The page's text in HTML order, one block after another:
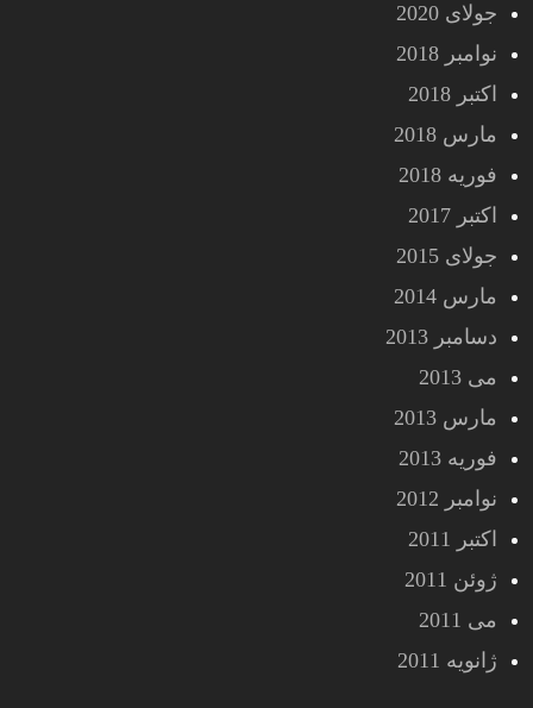
جولای 2020
نوامبر 2018
اکتبر 2018
مارس 2018
فوریه 2018
اکتبر 2017
جولای 2015
مارس 2014
دسامبر 2013
می 2013
مارس 2013
فوریه 2013
نوامبر 2012
اکتبر 2011
ژوئن 2011
می 2011
ژانویه 2011